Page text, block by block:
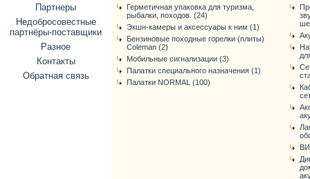
Партнеры
Недобросовестные
партнёры-поставщики
Разное
Контакты
Обратная связь
Герметичная упаковка для туризма,
рыбалки, походов. (24)
Экшн-камеры и аксессуары к ним (1)
Бензиновые походные горелки (плиты)
Coleman (2)
Мобильные сигнализации (3)
Палатки специального назначения (1)
Палатки NORMAL (100)